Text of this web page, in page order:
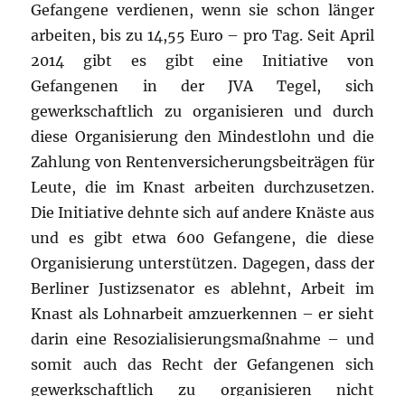
Gefangene verdienen, wenn sie schon länger
arbeiten, bis zu 14,55 Euro – pro Tag. Seit April
2014 gibt es gibt eine Initiative von
Gefangenen in der JVA Tegel, sich
gewerkschaftlich zu organisieren und durch
diese Organisierung den Mindestlohn und die
Zahlung von Rentenversicherungsbeiträgen für
Leute, die im Knast arbeiten durchzusetzen.
Die Initiative dehnte sich auf andere Knäste aus
und es gibt etwa 600 Gefangene, die diese
Organisierung unterstützen. Dagegen, dass der
Berliner Justizsenator es ablehnt, Arbeit im
Knast als Lohnarbeit amzuerkennen – er sieht
darin eine Resozialisierungsmaßnahme – und
somit auch das Recht der Gefangenen sich
gewerkschaftlich zu organisieren nicht